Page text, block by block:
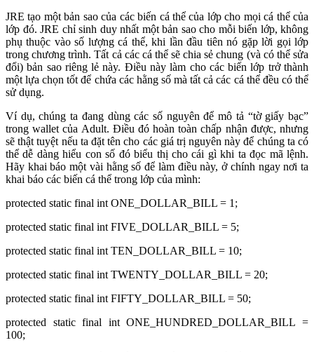
JRE tạo một bản sao của các biến cá thể của lớp cho mọi cá thể của
lớp đó. JRE chỉ sinh duy nhất một bản sao cho mỗi biến lớp, không
phụ thuộc vào số lượng cá thể, khi lần đầu tiên nó gặp lời gọi lớp
trong chương trình. Tất cả các cá thể sẽ chia sẻ chung (và có thể sửa
đổi) bản sao riêng lẻ này. Điều này làm cho các biến lớp trở thành
một lựa chọn tốt để chứa các hằng số mà tất cả các cá thể đều có thể
sử dụng.
Ví dụ, chúng ta đang dùng các số nguyên để mô tả “tờ giấy bạc”
trong wallet của Adult. Điều đó hoàn toàn chấp nhận được, nhưng
sẽ thật tuyệt nếu ta đặt tên cho các giá trị nguyên này để chúng ta có
thể dễ dàng hiểu con số đó biểu thị cho cái gì khi ta đọc mã lệnh.
Hãy khai báo một vài hằng số để làm điều này, ở chính ngay nơi ta
khai báo các biến cá thể trong lớp của mình:
protected static final int ONE_DOLLAR_BILL = 1;
protected static final int FIVE_DOLLAR_BILL = 5;
protected static final int TEN_DOLLAR_BILL = 10;
protected static final int TWENTY_DOLLAR_BILL = 20;
protected static final int FIFTY_DOLLAR_BILL = 50;
protected static final int ONE_HUNDRED_DOLLAR_BILL =
100;